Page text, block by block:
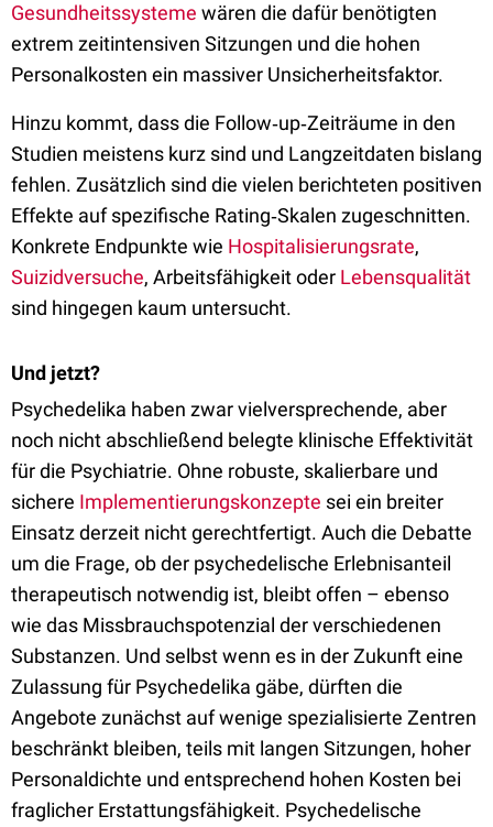
Gesundheitssysteme wären die dafür benötigten
extrem zeitintensiven Sitzungen und die hohen
Personalkosten ein massiver Unsicherheitsfaktor.
Hinzu kommt, dass die Follow‑up‑Zeiträume in den
Studien meistens kurz sind und Langzeitdaten bislang
fehlen. Zusätzlich sind die vielen berichteten positiven
Effekte auf spezifische Rating‑Skalen zugeschnitten.
Konkrete Endpunkte wie Hospitalisierungsrate,
Suizidversuche, Arbeitsfähigkeit oder Lebensqualität
sind hingegen kaum untersucht.
Und jetzt?
Psychedelika haben zwar vielversprechende, aber
noch nicht abschließend belegte klinische Effektivität
für die Psychiatrie. Ohne robuste, skalierbare und
sichere Implementierungskonzepte sei ein breiter
Einsatz derzeit nicht gerechtfertigt. Auch die Debatte
um die Frage, ob der psychedelische Erlebnisanteil
therapeutisch notwendig ist, bleibt offen – ebenso
wie das Missbrauchspotenzial der verschiedenen
Substanzen. Und selbst wenn es in der Zukunft eine
Zulassung für Psychedelika gäbe, dürften die
Angebote zunächst auf wenige spezialisierte Zentren
beschränkt bleiben, teils mit langen Sitzungen, hoher
Personaldichte und entsprechend hohen Kosten bei
fraglicher Erstattungsfähigkeit. Psychedelische